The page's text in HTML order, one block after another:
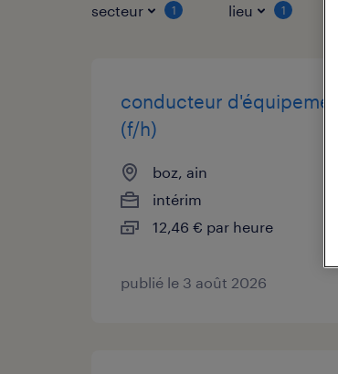
secteur 1 lieu 1
conducteur d'équipement
(f/h)
boz, ain
intérim
12,46 € par heure
publié le 3 août 2026